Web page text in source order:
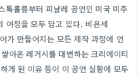
톡홀름부터 피날레 공연인 미국 미주
여정을 모두 담고 있다. 비욘세
만들어지는 모든 제작 과정에 연
아온 레거시를 대변하는 크리에이티
게 된 이유 등이 이 공연 실황에 모두